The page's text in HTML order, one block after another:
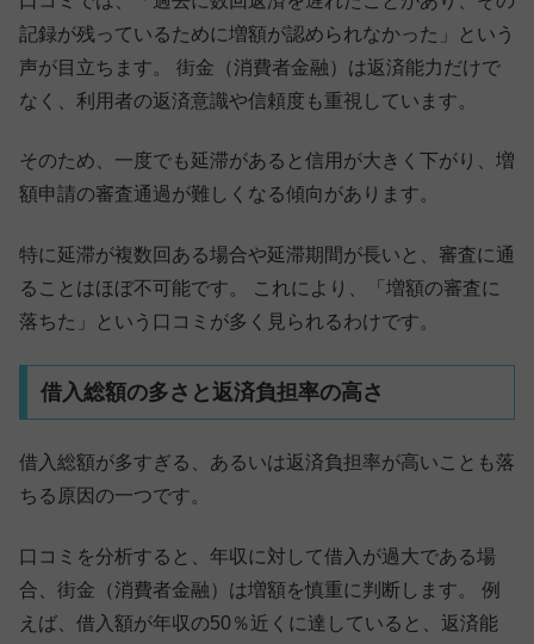
記録が残っているために増額が認められなかった」という
声が目立ちます。 街金（消費者金融）は返済能力だけで
なく、利用者の返済意識や信頼度も重視しています。
そのため、一度でも延滞があると信用が大きく下がり、増
額申請の審査通過が難しくなる傾向があります。
特に延滞が複数回ある場合や延滞期間が長いと、審査に通
ることはほぼ不可能です。 これにより、「増額の審査に
落ちた」という口コミが多く見られるわけです。
借入総額の多さと返済負担率の高さ
借入総額が多すぎる、あるいは返済負担率が高いことも落
ちる原因の一つです。
口コミを分析すると、年収に対して借入が過大である場
合、街金（消費者金融）は増額を慎重に判断します。 例
えば、借入額が年収の50％近くに達していると、返済能